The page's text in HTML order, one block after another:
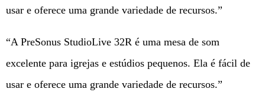
usar e oferece uma grande variedade de recursos.”
“A PreSonus StudioLive 32R é uma mesa de som
excelente para igrejas e estúdios pequenos. Ela é fácil de
usar e oferece uma grande variedade de recursos.”